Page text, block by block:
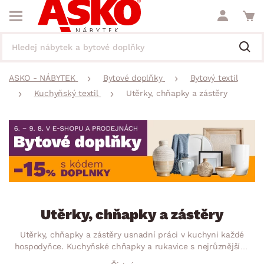
ASKO - NÁBYTEK Bytové doplňky
Bytový textil
Kuchyňský textil
Utěrky, chňapky a zástěry
Utěrky, chňapky a zástěry
Utěrky, chňapky a zástěry usnadní práci v kuchyni každé
hospodyňce. Kuchyňské chňapky a rukavice s nejrůznějšími